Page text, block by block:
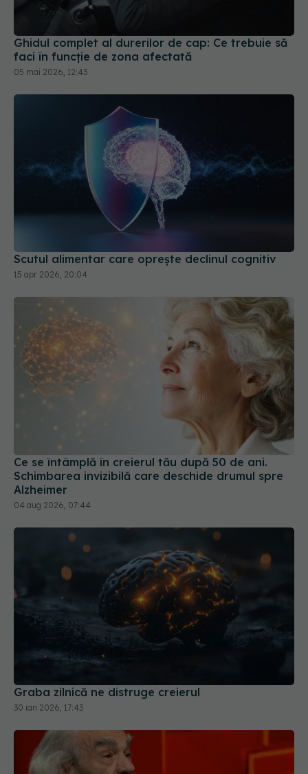
Ghidul complet al durerilor de cap: Ce trebuie să
faci în funcție de zona afectată
05 mai 2026, 12:43
Scutul alimentar care oprește declinul cognitiv
Ce se întâmplă în creierul tău după 50 de ani.
Schimbarea invizibilă care deschide drumul spre
Alzheimer
04 aug 2026, 07:44
Graba zilnică ne distruge creierul